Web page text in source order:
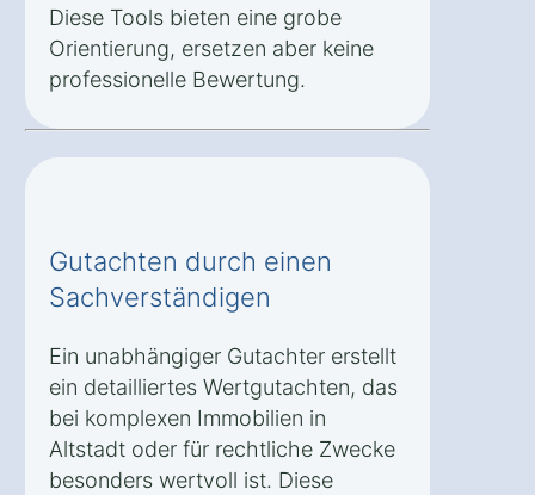
Diese Tools bieten eine grobe
Orientierung, ersetzen aber keine
professionelle Bewertung.
Gutachten durch einen
Sachverständigen
Ein unabhängiger Gutachter erstellt
ein detailliertes Wertgutachten, das
bei komplexen Immobilien in
Altstadt oder für rechtliche Zwecke
besonders wertvoll ist. Diese